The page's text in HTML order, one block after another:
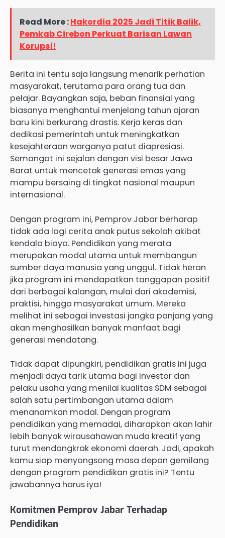
Read More :Hakordia 2025 Jadi Titik Balik,
Pemkab Cirebon Perkuat Barisan Lawan
Korupsi!
Berita ini tentu saja langsung menarik perhatian
masyarakat, terutama para orang tua dan
pelajar. Bayangkan saja, beban finansial yang
biasanya menghantui menjelang tahun ajaran
baru kini berkurang drastis. Kerja keras dan
dedikasi pemerintah untuk meningkatkan
kesejahteraan warganya patut diapresiasi.
Semangat ini sejalan dengan visi besar Jawa
Barat untuk mencetak generasi emas yang
mampu bersaing di tingkat nasional maupun
internasional.
Dengan program ini, Pemprov Jabar berharap
tidak ada lagi cerita anak putus sekolah akibat
kendala biaya. Pendidikan yang merata
merupakan modal utama untuk membangun
sumber daya manusia yang unggul. Tidak heran
jika program ini mendapatkan tanggapan positif
dari berbagai kalangan, mulai dari akademisi,
praktisi, hingga masyarakat umum. Mereka
melihat ini sebagai investasi jangka panjang yang
akan menghasilkan banyak manfaat bagi
generasi mendatang.
Tidak dapat dipungkiri, pendidikan gratis ini juga
menjadi daya tarik utama bagi investor dan
pelaku usaha yang menilai kualitas SDM sebagai
salah satu pertimbangan utama dalam
menanamkan modal. Dengan program
pendidikan yang memadai, diharapkan akan lahir
lebih banyak wirausahawan muda kreatif yang
turut mendongkrak ekonomi daerah. Jadi, apakah
kamu siap menyongsong masa depan gemilang
dengan program pendidikan gratis ini? Tentu
jawabannya harus iya!
Komitmen Pemprov Jabar Terhadap
Pendidikan